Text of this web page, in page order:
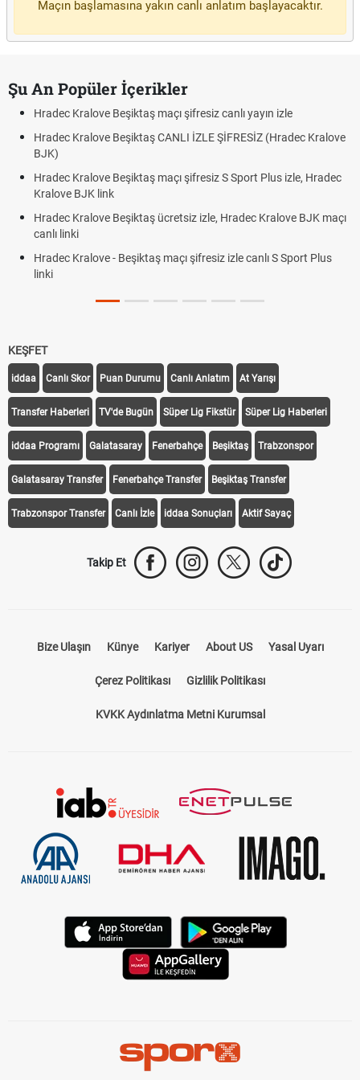
Maçın başlamasına yakın canlı anlatım başlayacaktır.
Şu An Popüler İçerikler
Hradec Kralove Beşiktaş maçı şifresiz canlı yayın izle
Hradec Kralove Beşiktaş CANLI İZLE ŞİFRESİZ (Hradec Kralove
BJK)
Hradec Kralove Beşiktaş maçı şifresiz S Sport Plus izle, Hradec
Kralove BJK link
Hradec Kralove Beşiktaş ücretsiz izle, Hradec Kralove BJK maçı
canlı linki
Hradec Kralove - Beşiktaş maçı şifresiz izle canlı S Sport Plus
linki
KEŞFET
iddaa Canlı Skor Puan Durumu Canlı Anlatım At Yarışı
Transfer Haberleri TV'de Bugün Süper Lig Fikstür Süper Lig Haberleri
iddaa Programı Galatasaray Fenerbahçe Beşiktaş Trabzonspor
Galatasaray Transfer Fenerbahçe Transfer Beşiktaş Transfer
Trabzonspor Transfer Canlı İzle iddaa Sonuçları Aktif Sayaç
Takip Et
Bize Ulaşın Künye Kariyer About US Yasal Uyarı
Çerez Politikası Gizlilik Politikası
KVKK Aydınlatma Metni Kurumsal